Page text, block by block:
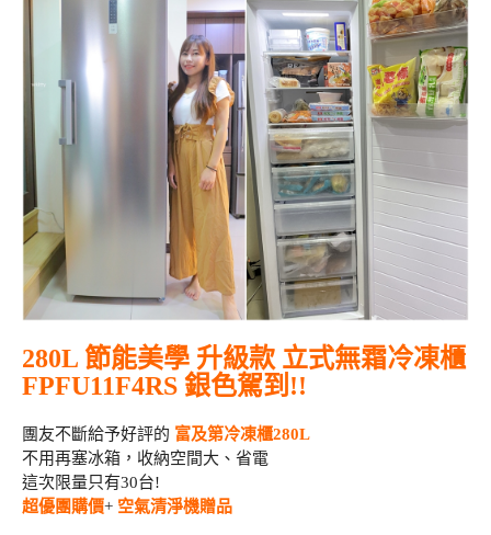
280L 節能美學 升級款 立式無霜冷凍櫃
FPFU11F4RS 銀色駕到!!
團友不斷給予好評的 富及第冷凍櫃280L
不用再塞冰箱，收納空間大、省電
這次限量只有30台!
超優團購價+ 空氣清淨機贈品